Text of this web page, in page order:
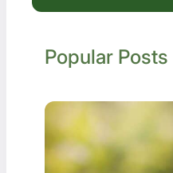
Popular Posts